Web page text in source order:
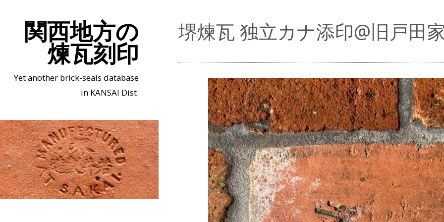
関西地方の
煉瓦刻印
Yet another brick-seals database
in KANSAI Dist.
堺煉瓦 独立カナ添印@旧戸田